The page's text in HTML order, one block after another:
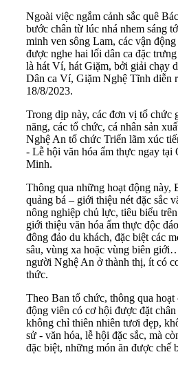
Ngoài việc ngắm cảnh sắc quê
bước chân từ lúc nhá nhem sáng
minh ven sông Lam, các vận
được nghe hai lối dân ca đặc
là hát Ví, hát Giặm, bởi giải chạy
Dân ca Ví, Giặm Nghệ Tĩnh diễn
18/8/2023.
Trong dịp này, các đơn vị tổ chức
năng, các tổ chức, cá nhân sản
Nghệ An tổ chức Triển lãm xúc
- Lễ hội văn hóa ẩm thực ngay
Minh.
Thông qua những hoạt động này,
quảng bá – giới thiệu nét đặc sắc
nông nghiệp chủ lực, tiêu biểu
giới thiệu văn hóa ẩm thực độc
đông đảo du khách, đặc biệt các
sâu, vùng xa hoặc vùng biên
người Nghệ An ở thành thị, ít có
thức.
Theo Ban tổ chức, thông qua hoạt
động viên có cơ hội được đặt
không chỉ thiên nhiên tươi đẹp,
sử - văn hóa, lễ hội đặc sắc, mà
đặc biệt, những món ăn được chế